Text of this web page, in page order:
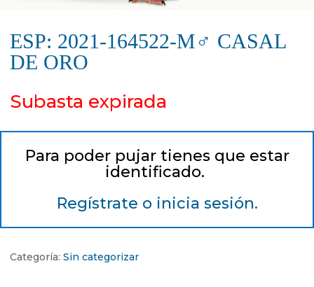
ESP: 2021-164522-M♂ CASAL
DE ORO
Subasta expirada
Para poder pujar tienes que estar
identificado.
Regístrate o inicia sesión.
Categoría: Sin categorizar